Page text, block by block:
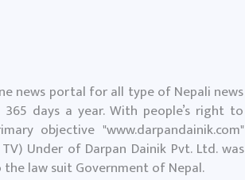
news portal for all type of Nepali news
days a year. With people’s right to
objective "www.darpandainik.com"
Under of Darpan Dainik Pvt. Ltd. was
law suit Government of Nepal.